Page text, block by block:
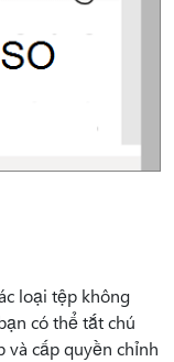
loại tệp không
có thể tắt chú
và cấp quyền chỉnh